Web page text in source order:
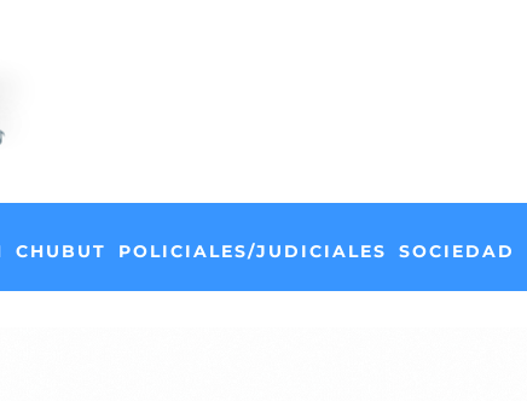
CHUBUT POLICIALES/JUDICIALES SOCIEDAD